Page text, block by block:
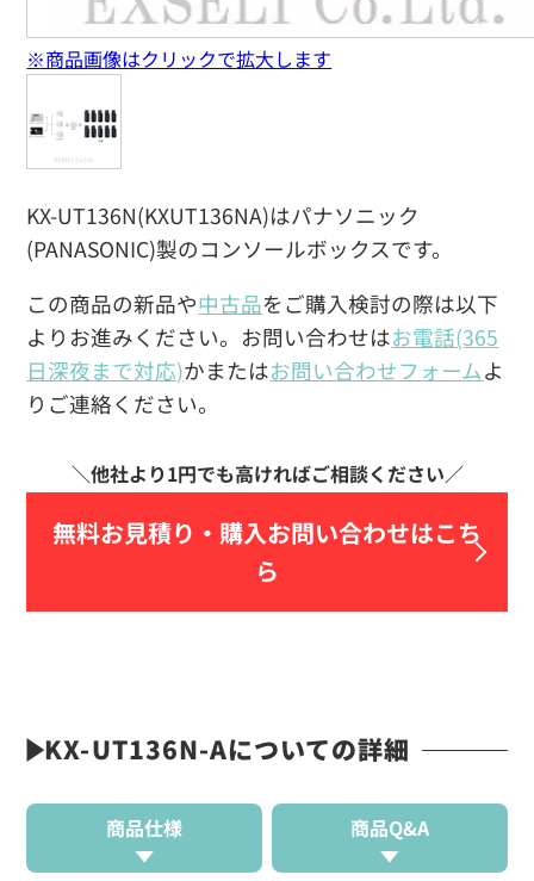
KX-UT136N(KXUT136NA)はパナソニック
(PANASONIC)製のコンソールボックスです。
この商品の新品や中古品をご購入検討の際は以下
よりお進みください。お問い合わせはお電話(365
日深夜まで対応)かまたはお問い合わせフォームよ
りご連絡ください。
無料お見積り・ 購入お問い合わせはこち
ら
※商品画像はクリックで拡大します
KX-UT136N-Aについての詳細
商品仕様 商品Q&A